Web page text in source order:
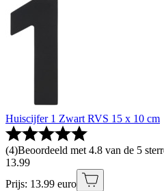
Huiscijfer 1 Zwart RVS 15 x 10 cm
(4)Beoordeeld met 4.8 van de 5
13.99
Prijs: 13.99 euro